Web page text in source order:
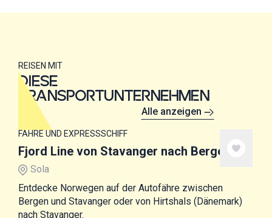
REISEN MIT
DIESE
TRANSPORTUNTERNEHMEN
Alle anzeigen
FÄHRE UND EXPRESSSCHIFF
Fjord Line von Stavanger nach Bergen
Sola
Entdecke Norwegen auf der Autofähre zwischen
Bergen und Stavanger oder von Hirtshals (Dänemark)
nach Stavanger.